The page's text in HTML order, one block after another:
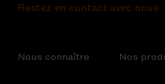
Restez en contact avec nous
Nous connaître Nos